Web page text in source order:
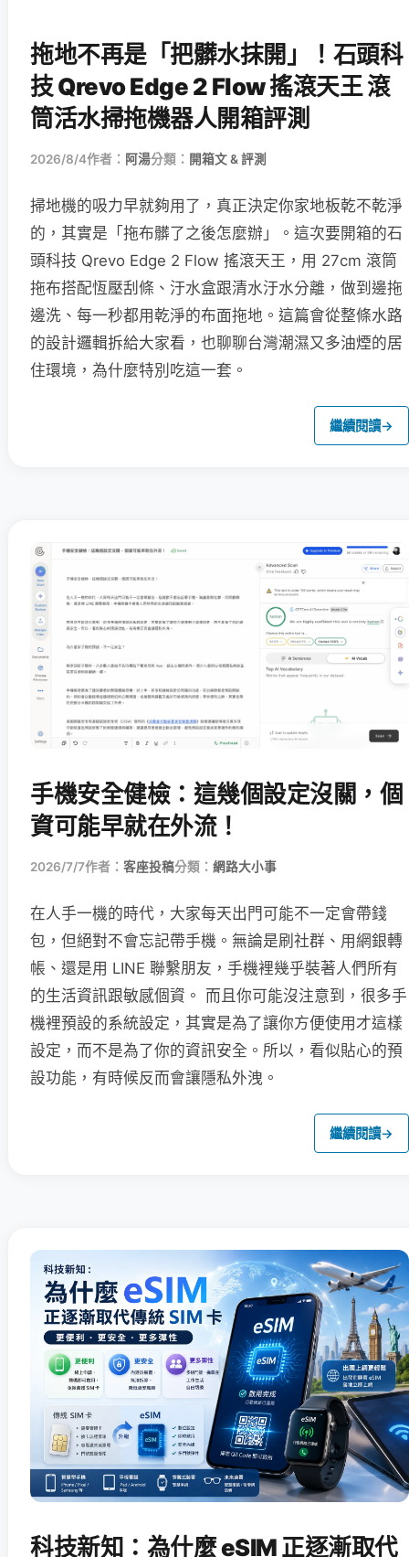
拖地不再是「把髒水抹開」！石頭科
技 Qrevo Edge 2 Flow 搖滾天王 滾
筒活水掃拖機器人開箱評測
2026/8/4作者： 阿湯分類： 開箱文 & 評測
掃地機的吸力早就夠用了，真正決定你家地板乾不乾淨
的，其實是「拖布髒了之後怎麼辦」。這次要開箱的石
頭科技 Qrevo Edge 2 Flow 搖滾天王，用 27cm 滾筒
拖布搭配恆壓刮條、汙水盒跟清水汙水分離，做到邊拖
邊洗、每一秒都用乾淨的布面拖地。這篇會從整條水路
的設計邏輯拆給大家看，也聊聊台灣潮濕又多油煙的居
住環境，為什麼特別吃這一套。
繼續閱讀→
手機安全健檢：這幾個設定沒關，個
資可能早就在外流！
2026/7/7作者： 客座投稿分類： 網路大小事
在人手一機的時代，大家每天出門可能不一定會帶錢
包，但絕對不會忘記帶手機。無論是刷社群、用網銀轉
帳、還是用 LINE 聯繫朋友，手機裡幾乎裝著人們所有
的生活資訊跟敏感個資。 而且你可能沒注意到，很多手
機裡預設的系統設定，其實是為了讓你方便使用才這樣
設定，而不是為了你的資訊安全。所以，看似貼心的預
設功能，有時候反而會讓隱私外洩。
繼續閱讀→
科技新知：為什麼 eSIM 正逐漸取代